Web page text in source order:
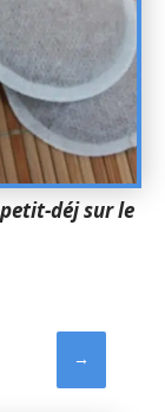
déj sur le